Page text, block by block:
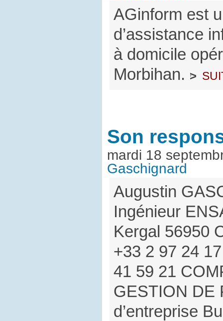
AGinform est
d’assistance
à domicile
Morbihan. >
Son
mardi 18
Gaschignard
Augustin
Ingénieur
Kergal 56950
+33 2 97 24
41 59 21
GESTION DE
d’entreprise